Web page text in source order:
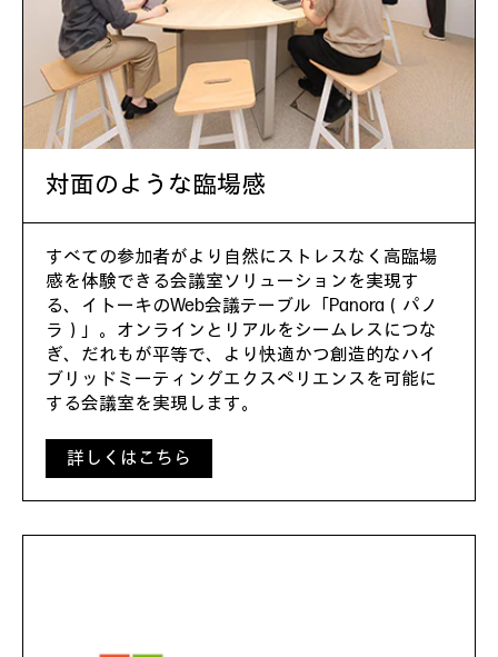
対面のような臨場感
すべての参加者がより自然にストレスなく高臨場
感を体験できる会議室ソリューションを実現す
る、イトーキのWeb会議テーブル「Panora（パノ
ラ）」。オンラインとリアルをシームレスにつな
ぎ、だれもが平等で、より快適かつ創造的なハイ
ブリッドミーティングエクスペリエンスを可能に
する会議室を実現します。
詳しくはこちら